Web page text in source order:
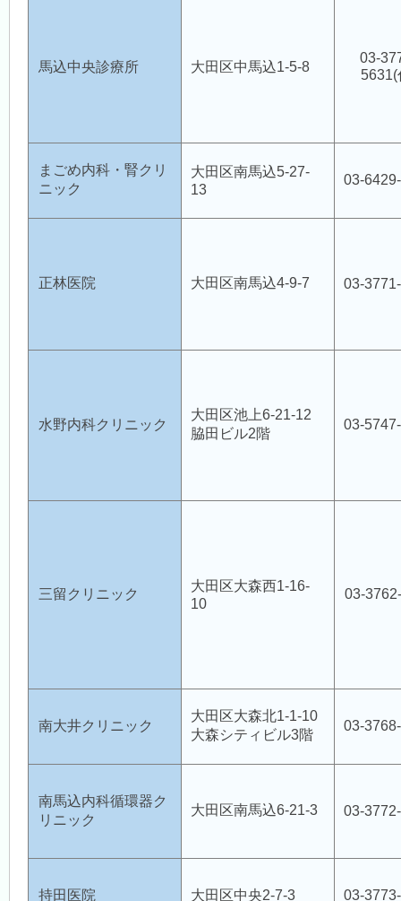
馬込中央診療所 大田区中馬込1-5-8
03-
5631(
まごめ内科・腎クリ
ニック
大田区南馬込5-27-
13
03-
正林医院 大田区南馬込4-9-7 03-
水野内科クリニック
大田区池上6-21-12
脇田ビル2階
03-
三留クリニック
大田区大森西1-16-
10
03-
南大井クリニック
大田区大森北1-1-10
大森シティビル3階
03-
南馬込内科循環器ク
リニック
大田区南馬込6-21-3 03-
持田医院 大田区中央2-7-3 03-